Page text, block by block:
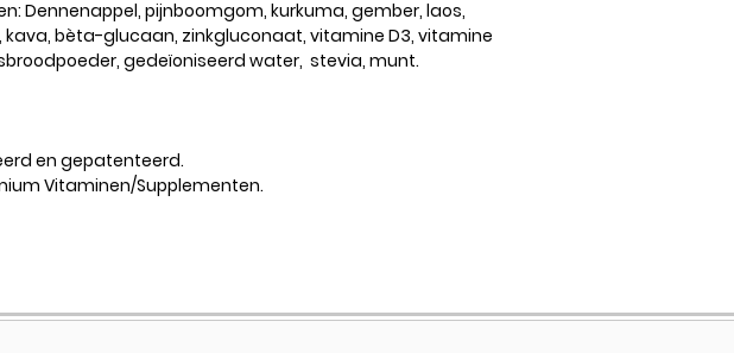
Dennenappel, pijnboomgom, kurkuma, gember, laos,
kava, bèta-glucaan, zinkgluconaat, vitamine D3, vitamine
gedeïoniseerd water, stevia, munt.
en gepatenteerd.
Vitaminen/Supplementen.